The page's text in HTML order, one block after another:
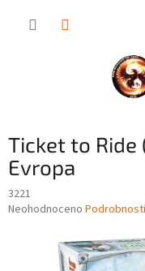
Ticket to Ride
Evropa
3221
Průměrné
Neohodnoceno